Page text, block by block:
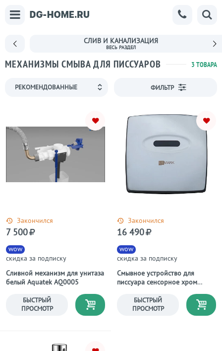
СЛИВ И КАНАЛИЗАЦИЯ
МЕХАНИЗМЫ СМЫВА ДЛЯ ПИССУАРОВ 3 ТОВАРА
ФИЛЬТР
Закончился
Сливной механизм для унитаза
белый Aquatek AQ0005
wow
скидка за подписку
7 500
БЫСТРЫЙ
ПРОСМОТР
Закончился
Смывное устройство для
писсуара сенсорное хром
wow
скидка за подписку
16 490
БЫСТРЫЙ
ПРОСМОТР